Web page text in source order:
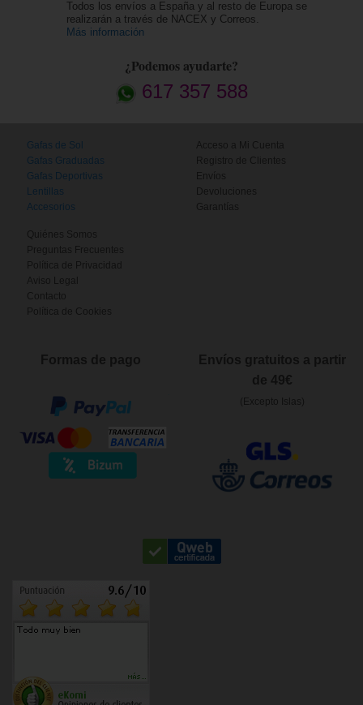
Todos los envíos a España y al resto de Europa se
realizarán a través de NACEX y Correos.
Más información
¿Podemos ayudarte?
617 357 588
Gafas de Sol
Gafas Graduadas
Gafas Deportivas
Lentillas
Accesorios
Acceso a Mi Cuenta
Registro de Clientes
Envíos
Devoluciones
Garantías
Quiénes Somos
Preguntas Frecuentes
Política de Privacidad
Aviso Legal
Contacto
Política de Cookies
Formas de pago
Envíos gratuitos a partir
de 49€
(Excepto Islas)